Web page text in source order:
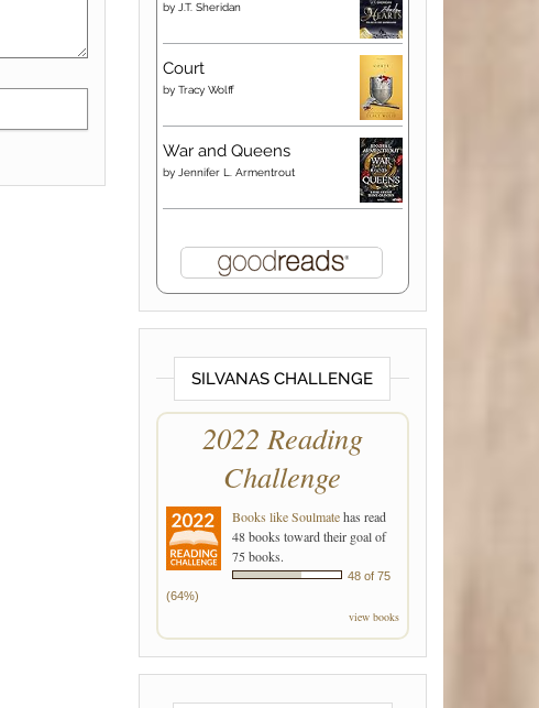
by J.T. Sheridan
Court
by Tracy Wolff
War and Queens
by Jennifer L. Armentrout
SILVANAS CHALLENGE
2022 Reading
Challenge
Books like Soulmatehas read
48 books toward their goal of
75 books.
48 of 75
(64%)
view books